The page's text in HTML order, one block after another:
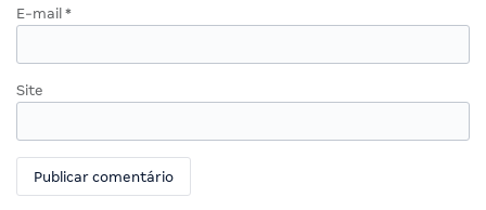
E-mail *
Site